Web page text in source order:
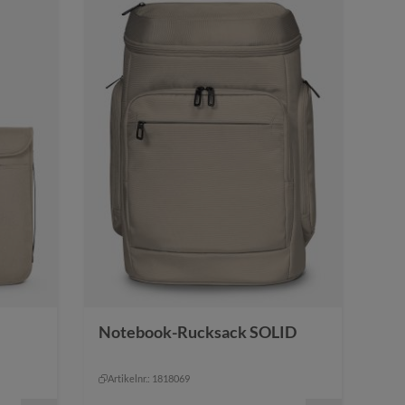
Farbe
natur
Notebook-Rucksack SOLID
Artikelnr.: 1818069